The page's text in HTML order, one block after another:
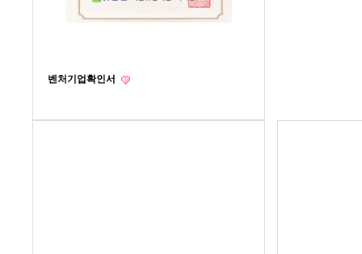
벤처기업확인서